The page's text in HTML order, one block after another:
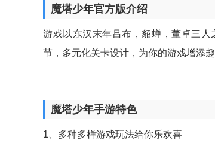
魔塔少年官方版介绍
游戏以东汉末年吕布，貂蝉，董卓三
节，多元化关卡设计，为你的游戏增添趣
魔塔少年手游特色
1、多种多样游戏玩法给你乐欢喜